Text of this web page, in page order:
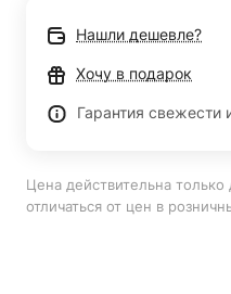
Нашли дешевле?
Хочу в подарок
Гарантия свежести
Цена действительна
отличаться от цен в